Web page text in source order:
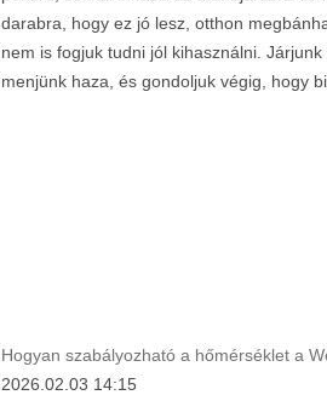
darabra, hogy ez jó lesz, otthon
nem is fogjuk tudni jól kihasználni.
menjünk haza, és gondoljuk végig, hogy
Hogyan szabályozható a hőmérséklet a
2026.02.03 14:15